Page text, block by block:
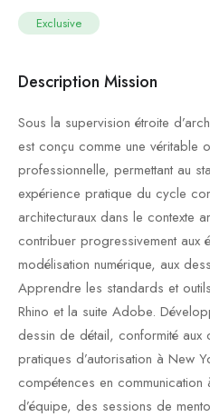
Exclusive
Description Mission
Sous la supervision étroite
est conçu comme une véritable
professionnelle, permettant au
expérience pratique du cycle
architecturaux dans le contexte
contribuer progressivement aux
modélisation numérique, aux
Apprendre les standards et
Rhino et la suite Adobe.
dessin de détail, conformité
pratiques d’autorisation à New
compétences en communication
d’équipe, des sessions de